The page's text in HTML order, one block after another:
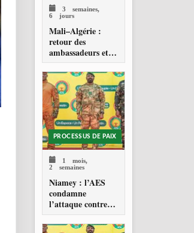
3 semaines,
6 jours
Mali–Algérie :
retour des
ambassadeurs et
réouverture des
espaces aériens
PROCESSUS DE PAIX
1 mois,
2 semaines
Niamey : l’AES
condamne
l’attaque contre
l’aéroport Diori
Hamani